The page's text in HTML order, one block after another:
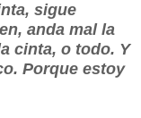
sigue
anda mal la
cinta, o todo. Y
Porque estoy